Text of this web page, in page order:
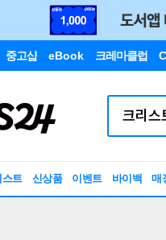
중고샵 eBook 크레마클럽
스트 신상품 이벤트 바이백 매